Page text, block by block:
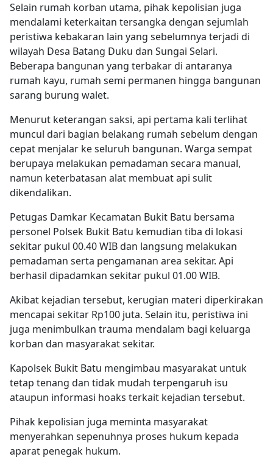
Selain rumah korban utama, pihak kepolisian juga
mendalami keterkaitan tersangka dengan sejumlah
peristiwa kebakaran lain yang sebelumnya terjadi di
wilayah Desa Batang Duku dan Sungai Selari.
Beberapa bangunan yang terbakar di antaranya
rumah kayu, rumah semi permanen hingga bangunan
sarang burung walet.
Menurut keterangan saksi, api pertama kali terlihat
muncul dari bagian belakang rumah sebelum dengan
cepat menjalar ke seluruh bangunan. Warga sempat
berupaya melakukan pemadaman secara manual,
namun keterbatasan alat membuat api sulit
dikendalikan.
Petugas Damkar Kecamatan Bukit Batu bersama
personel Polsek Bukit Batu kemudian tiba di lokasi
sekitar pukul 00.40 WIB dan langsung melakukan
pemadaman serta pengamanan area sekitar. Api
berhasil dipadamkan sekitar pukul 01.00 WIB.
Akibat kejadian tersebut, kerugian materi diperkirakan
mencapai sekitar Rp100 juta. Selain itu, peristiwa ini
juga menimbulkan trauma mendalam bagi keluarga
korban dan masyarakat sekitar.
Kapolsek Bukit Batu mengimbau masyarakat untuk
tetap tenang dan tidak mudah terpengaruh isu
ataupun informasi hoaks terkait kejadian tersebut.
Pihak kepolisian juga meminta masyarakat
menyerahkan sepenuhnya proses hukum kepada
aparat penegak hukum.